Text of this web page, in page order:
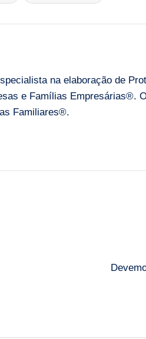
na elaboração de
e Famílias Empresárias®.
Familiares®.